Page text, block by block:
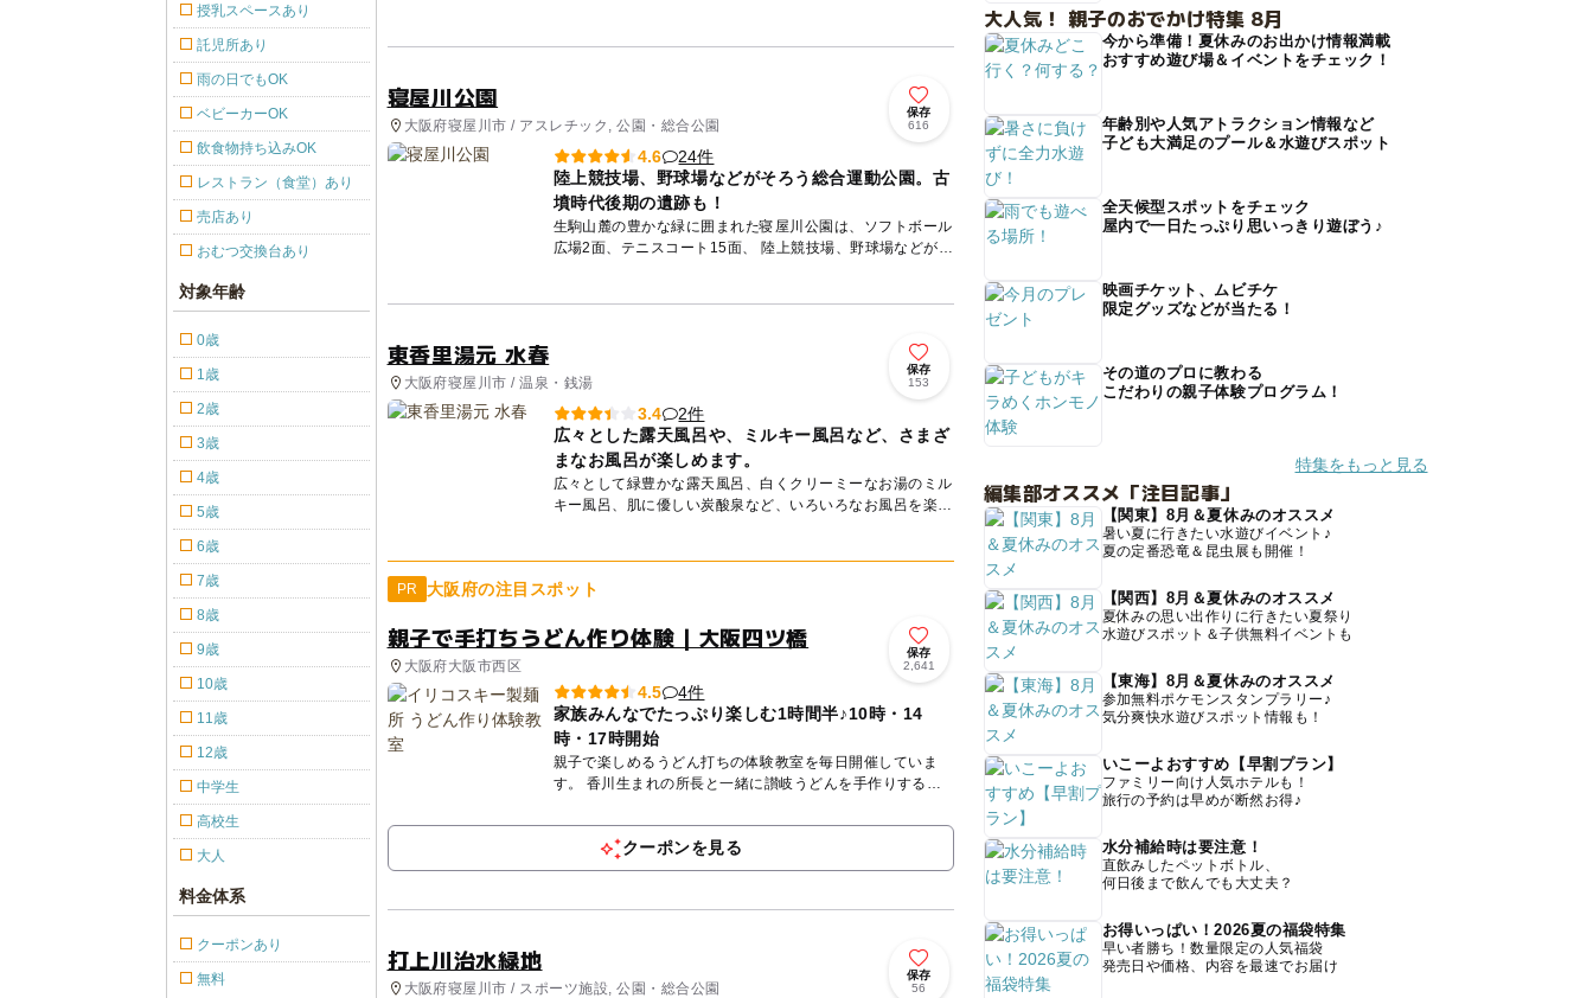
寝屋川公園
大阪府寝屋川市 / アスレチック, 公園・総合公園
保存
616
4.6
24件
陸上競技場、野球場などがそろう総合運動公園。古
墳時代後期の遺跡も！
生駒山麓の豊かな緑に囲まれた寝屋川公園は、ソフトボール
広場2面、テニスコート15面、 陸上競技場、野球場などがそ
東香里湯元 水春
大阪府寝屋川市 / 温泉・銭湯
保存
153
3.4
2件
広々とした露天風呂や、ミルキー風呂など、さまざ
まなお風呂が楽しめます。
広々として緑豊かな露天風呂、白くクリーミーなお湯のミル
キー風呂、肌に優しい炭酸泉など、いろいろなお風呂を楽し
PR 大阪府の注目スポット
親子で手打ちうどん作り体験｜大阪四ツ橋
大阪府大阪市西区
保存
2,641
4.5
4件
家族みんなでたっぷり楽しむ1時間半♪10時・14
時・17時開始
親子で楽しめるうどん打ちの体験教室を毎日開催していま
す。 香川生まれの所長と一緒に讃岐うどんを手作りするワ
で、延ばして...
クーポンを見る
打上川治水緑地
大阪府寝屋川市 / スポーツ施設, 公園・総合公園
保存
56
授乳スペースあり
託児所あり
雨の日でもOK
ベビーカーOK
飲食物持ち込みOK
レストラン（食堂）あり
売店あり
おむつ交換台あり
対象年齢
0歳
1歳
2歳
3歳
4歳
5歳
6歳
7歳
8歳
9歳
10歳
11歳
12歳
中学生
高校生
大人
料金体系
クーポンあり
無料
大人気！ 親子のおでかけ特集 8月
今から準備！夏休みのお出かけ情報満載
おすすめ遊び場＆イベントをチェック！
年齢別や人気アトラクション情報など
子ども大満足のプール＆水遊びスポット
全天候型スポットをチェック
屋内で一日たっぷり思いっきり遊ぼう♪
映画チケット、ムビチケ
限定グッズなどが当たる！
その道のプロに教わる
こだわりの親子体験プログラム！
特集をもっと見る
編集部オススメ「注目記事」
【関東】8月＆夏休みのオススメ
暑い夏に行きたい水遊びイベント♪
夏の定番恐竜＆昆虫展も開催！
【関西】8月＆夏休みのオススメ
夏休みの思い出作りに行きたい夏祭り
水遊びスポット＆子供無料イベントも
【東海】8月＆夏休みのオススメ
参加無料ポケモンスタンプラリー♪
気分爽快水遊びスポット情報も！
いこーよおすすめ【早割プラン】
ファミリー向け人気ホテルも！
旅行の予約は早めが断然お得♪
水分補給時は要注意！
直飲みしたペットボトル、
何日後まで飲んでも大丈夫？
お得いっぱい！2026夏の福袋特集
早い者勝ち！数量限定の人気福袋
発売日や価格、内容を最速でお届け